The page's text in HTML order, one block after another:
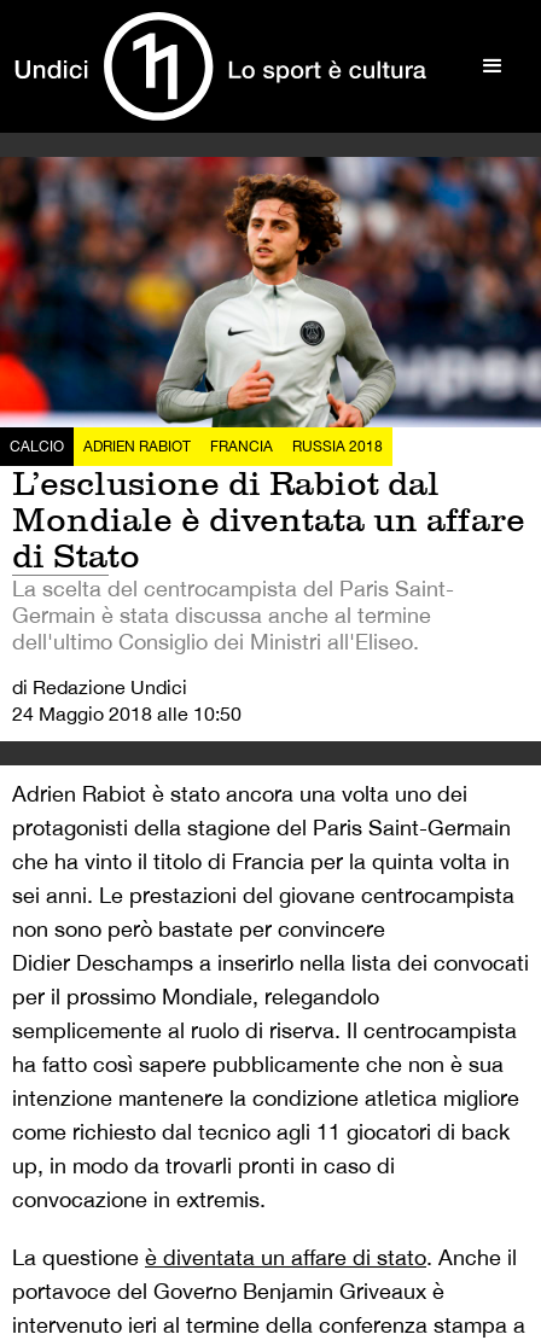
CALCIO ADRIEN RABIOT FRANCIA RUSSIA 2018
L’esclusione di Rabiot dal
Mondiale è diventata un affare
di Stato
La scelta del centrocampista del Paris Saint-
Germain è stata discussa anche al termine
dell'ultimo Consiglio dei Ministri all'Eliseo.
di Redazione Undici
24 Maggio 2018 alle 10:50
Adrien Rabiot è stato ancora una volta uno dei
protagonisti della stagione del Paris Saint-Germain
che ha vinto il titolo di Francia per la quinta volta in
sei anni. Le prestazioni del giovane centrocampista
non sono però bastate per convincere
Didier Deschamps a inserirlo nella lista dei convocati
per il prossimo Mondiale, relegandolo
semplicemente al ruolo di riserva. Il centrocampista
ha fatto così sapere pubblicamente che non è sua
intenzione mantenere la condizione atletica migliore
come richiesto dal tecnico agli 11 giocatori di back
up, in modo da trovarli pronti in caso di
convocazione in extremis.
La questione è diventata un affare di stato. Anche il
portavoce del Governo Benjamin Griveaux è
intervenuto ieri al termine della conferenza stampa a